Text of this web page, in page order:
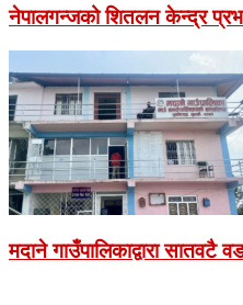
नेपालगन्जको शितलन केन्द्र
मदाने गाउँपालिकाद्वारा सातवटै